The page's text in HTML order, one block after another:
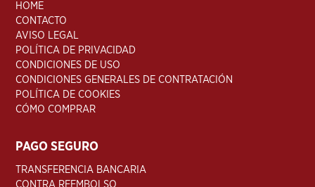
HOME
CONTACTO
AVISO LEGAL
POLÍTICA DE PRIVACIDAD
CONDICIONES DE USO
CONDICIONES GENERALES DE CONTRATACIÓN
POLÍTICA DE COOKIES
CÓMO COMPRAR
PAGO SEGURO
TRANSFERENCIA BANCARIA
CONTRA REEMBOLSO